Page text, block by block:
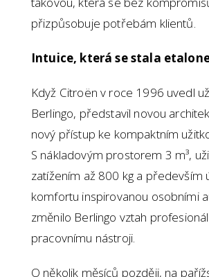
přizpůsobuje potřebám klientů.
Intuice, která se stala
Když Citroën v roce 1996 uvedl
Berlingo, představil novou
nový přístup ke kompaktním
S nákladovým prostorem 3 m³,
zatížením až 800 kg a především
komfortu inspirovanou osobními
změnilo Berlingo vztah
pracovnímu nástroji.
O několik měsíců později, na